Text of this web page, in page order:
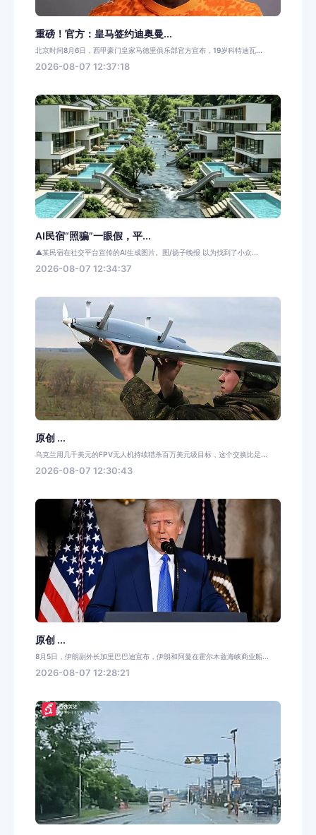
重磅！官方：皇马签约迪奥曼...
北京时间8月6日，西甲豪门皇家马德里俱乐部官方宣布，19岁科特迪瓦...
2026-08-07 12:37:18
AI民宿“照骗”一眼假，平...
▲某民宿在社交平台宣传的AI生成图片。图/扬子晚报 以为找到了小众...
2026-08-07 12:34:37
原创 ...
乌克兰用几千美元的FPV无人机持续猎杀百万美元级目标，这个交换比足...
2026-08-07 12:30:43
原创 ...
8月5日，伊朗副外长加里巴巴迪宣布，伊朗和阿曼在霍尔木兹海峡商业船...
2026-08-07 12:28:21